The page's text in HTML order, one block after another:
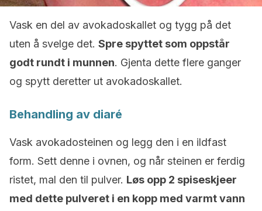
Vask en del av avokadoskallet og tygg på det
uten å svelge det. Spre spyttet som oppstår
godt rundt i munnen. Gjenta dette flere ganger
og spytt deretter ut avokadoskallet.
Behandling av diaré
Vask avokadosteinen og legg den i en ildfast
form. Sett denne i ovnen, og når steinen er ferdig
ristet, mal den til pulver. Løs opp 2 spiseskjeer
med dette pulveret i en kopp med varmt vann